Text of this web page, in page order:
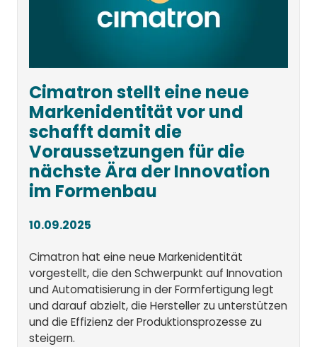
Cimatron stellt eine neue
Markenidentität vor und
schafft damit die
Voraussetzungen für die
nächste Ära der Innovation
im Formenbau
10.09.2025
Cimatron hat eine neue Markenidentität
vorgestellt, die den Schwerpunkt auf Innovation
und Automatisierung in der Formfertigung legt
und darauf abzielt, die Hersteller zu unterstützen
und die Effizienz der Produktionsprozesse zu
steigern.